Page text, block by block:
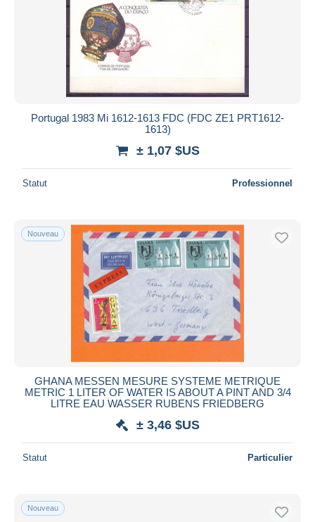
Portugal 1983 Mi 1612-1613 FDC (FDC ZE1 PRT1612-
1613)
± 1,07 $US
Statut Professionnel
Nouveau
GHANA MESSEN MESURE SYSTEME METRIQUE
METRIC 1 LITER OF WATER IS ABOUT A PINT AND 3/4
LITRE EAU WASSER RUBENS FRIEDBERG
± 3,46 $US
Statut Particulier
Nouveau